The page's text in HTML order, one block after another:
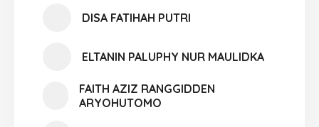
DISA FATIHAH PUTRI
ELTANIN PALUPHY NUR MAULIDKA
FAITH AZIZ RANGGIDDEN
ARYOHUTOMO